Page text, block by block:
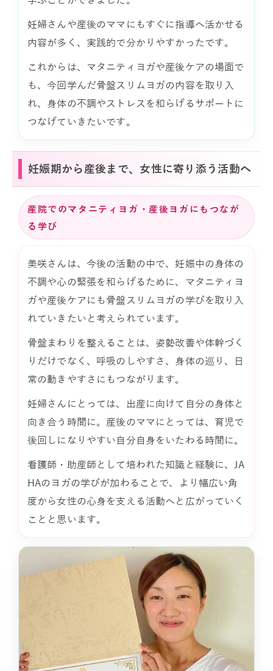
妊婦さんや産後のママにもすぐに指導へ活かせる
内容が多く、実践的で分かりやすかったです。
これからは、マタニティヨガや産後ケアの場面で
も、今回学んだ骨盤スリムヨガの内容を取り入
れ、身体の不調やストレスを和らげるサポートに
つなげていきたいです。
妊娠期から産後まで、女性に寄り添う活動へ
産院でのマタニティヨガ・産後ヨガにもつなが
る学び
美咲さんは、今後の活動の中で、妊娠中の身体の
不調や心の緊張を和らげるために、マタニティヨ
ガや産後ケアにも骨盤スリムヨガの学びを取り入
れていきたいと考えられています。
骨盤まわりを整えることは、姿勢改善や体幹づく
りだけでなく、呼吸のしやすさ、身体の巡り、日
常の動きやすさにもつながります。
妊婦さんにとっては、出産に向けて自分の身体と
向き合う時間に。産後のママにとっては、育児で
後回しになりやすい自分自身をいたわる時間に。
看護師・助産師として培われた知識と経験に、JA
HAのヨガの学びが加わることで、より幅広い角
度から女性の心身を支える活動へと広がっていく
ことと思います。